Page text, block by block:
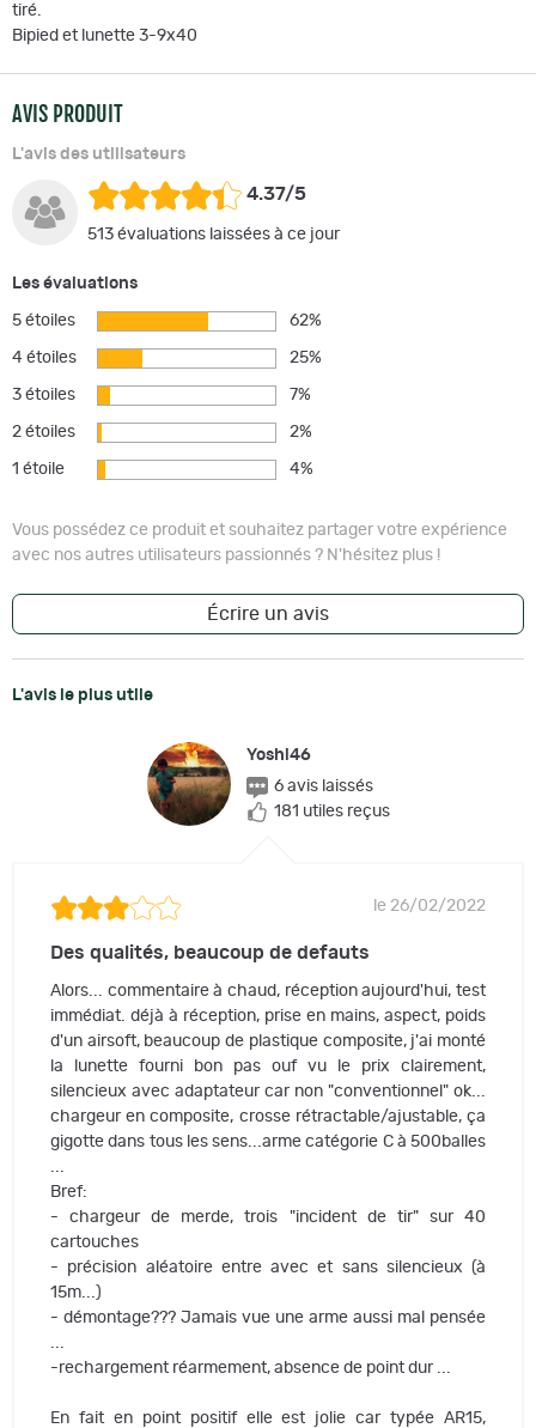
tiré.
Bipied et lunette 3-9x40
AVIS PRODUIT
L'avis des utilisateurs
4.37/5
513 évaluations laissées à ce jour
Les évaluations
5 étoiles 62%
4 étoiles 25%
3 étoiles 7%
2 étoiles 2%
1 étoile 4%
Vous possédez ce produit et souhaitez partager votre expérience
avec nos autres utilisateurs passionnés ? N'hésitez plus !
Écrire un avis
L'avis le plus utile
Yoshi46
6 avis laissés
181 utiles reçus
le 26/02/2022
Des qualités, beaucoup de defauts
Alors... commentaire à chaud, réception aujourd'hui, test
immédiat. déjà à réception, prise en mains, aspect, poids
d'un airsoft, beaucoup de plastique composite, j'ai monté
la lunette fourni bon pas ouf vu le prix clairement,
silencieux avec adaptateur car non "conventionnel" ok...
chargeur en composite, crosse rétractable/ajustable, ça
gigotte dans tous les sens...arme catégorie C à 500balles
...
Bref:
- chargeur de merde, trois "incident de tir" sur 40
cartouches
- précision aléatoire entre avec et sans silencieux (à
15m...)
- démontage??? Jamais vue une arme aussi mal pensée
...
-rechargement réarmement, absence de point dur ...
En fait en point positif elle est jolie car typée AR15,